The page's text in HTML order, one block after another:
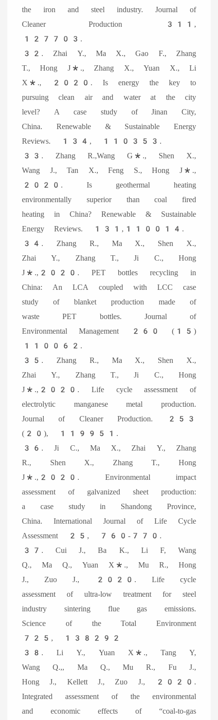
the iron and steel industry. Journal of
Cleaner Production 311,
127703.
32. Zhai Y., Ma X., Gao F., Zhang
T., Hong J*., Zhang X., Yuan X., Li
X*., 2020. Is energy the key to
pursuing clean air and water at the city
level? A case study of Jinan City,
China. Renewable & Sustainable Energy
Reviews. 134, 110353.
33. Zhang R.,Wang G*., Shen X.,
Wang J., Tan X., Feng S., Hong J*.,
2020. Is geothermal heating
environmentally superior than coal fired
heating in China? Renewable & Sustainable
Energy Reviews. 131,110014.
34. Zhang R., Ma X., Shen X.,
Zhai Y., Zhang T., Ji C., Hong
J*.,2020. PET bottles recycling in
China: An LCA coupled with LCC case
study of blanket production made of
waste PET bottles. Journal of
Environmental Management 260 (15)
110062.
35. Zhang R., Ma X., Shen X.,
Zhai Y., Zhang T., Ji C., Hong
J*.,2020. Life cycle assessment of
electrolytic manganese metal production.
Journal of Cleaner Production. 253
(20), 119951.
36. Ji C., Ma X., Zhai Y., Zhang
R., Shen X., Zhang T., Hong
J*.,2020. Environmental impact
assessment of galvanized sheet production:
a case study in Shandong Province,
China. International Journal of Life Cycle
Assessment 25, 760-770.
37. Cui J., Ba K., Li F, Wang
Q., Ma Q., Yuan X*., Mu R., Hong
J., Zuo J., 2020. Life cycle
assessment of ultra-low treatment for steel
industry sintering flue gas emissions.
Science of the Total Environment
725, 138292
38. Li Y., Yuan X*., Tang Y,
Wang Q.,, Ma Q., Mu R., Fu J.,
Hong J., Kellett J., Zuo J., 2020.
Integrated assessment of the environmental
and economic effects of “coal-to-gas